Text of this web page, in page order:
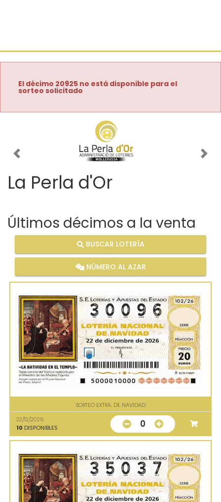
El décimo 20925 no está disponible para el
sorteo solicitado
Imagen anterior
La Perla d'Or
Últimos décimos a la venta
BUSCAR LOTERÍA
NÚMERO AL AZAR
SORTEO EXTRA. DE NAVIDAD
22/12/2026
10 DISPONIBLES 0